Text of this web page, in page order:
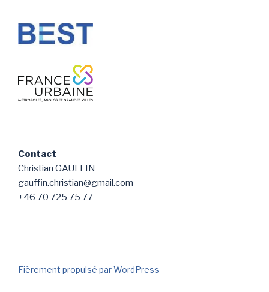
Contact
Christian GAUFFIN
gauffin.christian@gmail.com
+46 70 725 75 77
Fièrement propulsé par WordPress